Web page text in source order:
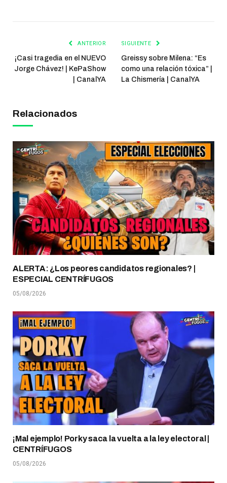
ANTERIOR
¡Casi tragedia en el NUEVO
Jorge Chávez! | KePaShow
| CanalYA
SIGUIENTE
Greissy sobre Milena: “Es
como una relación tóxica” |
La Chismería | CanalYA
Relacionados
ALERTA: ¿Los peores candidatos regionales? |
ESPECIAL CENTRÍFUGOS
05/08/2026
¡Mal ejemplo! Porky saca la vuelta a la ley electoral |
CENTRÍFUGOS
05/08/2026